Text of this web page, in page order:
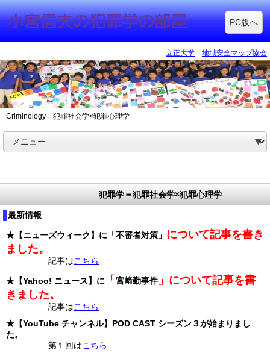
PC版へ
立正大学 地域安全マップ協会
Criminology＝犯罪社会学×犯罪心理学
犯罪学＝犯罪社会学×犯罪心理学
最新情報
★ 【ニューズウィーク】に「不審者対策」 について記事を書き
ました。
記事はこちら
★【Yahoo! ニュース】に 「 宮﨑勤事件」について記事を書
きました。
記事はこちら
★【YouTube チャンネル】POD CAST シーズン３が始まりまし
た。
第１回はこちら